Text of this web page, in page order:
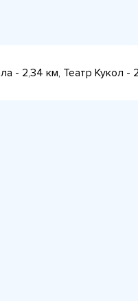
- 2,34 км, Театр Кукол -